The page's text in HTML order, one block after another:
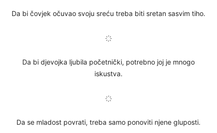
Da bi čovjek očuvao svoju sreću treba biti sretan sasvim tiho.
҉
Da bi djevojka ljubila početnički, potrebno joj je mnogo
iskustva.
҉
Da se mladost povrati, treba samo ponoviti njene gluposti.